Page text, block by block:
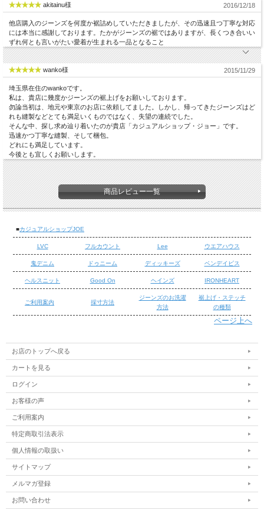
akitainu様 2016/12/18
他店購入のジーンズを何度か裾詰めしていただきましたが、その迅速且つ丁寧な対応
には本当に感謝しております。たかがジーンズの裾ではありますが、長くつき合いい
ずれ何とも言いがたい愛着が生まれる一品となること
wanko様 2015/11/29
埼玉県在住のwankoです。
私は、貴店に幾度かジーンズの裾上げをお願いしております。
勿論当初は、地元や東京のお店に依頼してました。しかし、帰ってきたジーンズはど
れも縫製などとても満足いくものではなく、失望の連続でした。
そんな中、探し求め辿り着いたのが貴店「カジュアルショップ・ジョー」です。
迅速かつ丁寧な縫製、そして梱包。
どれにも満足しています。
今後とも宜しくお願いします。
商品レビュー一覧
■カジュアルショップJOE
LVC フルカウント Lee ウエアハウス
鬼デニム ドゥニーム ディッキーズ ベンデイビス
ヘルスニット Good On ヘインズ IRONHEART
ご利用案内 採寸方法
ジーンズのお洗濯
方法
裾上げ・ステッチ
の種類
ページ上へ
/お店のトップへ戻る
カートを見る
ログイン
お客様の声
ご利用案内
特定商取引法表示
個人情報の取扱い
サイトマップ
メルマガ登録
お問い合わせ